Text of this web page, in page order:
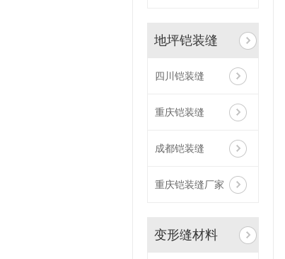
地坪铠装缝
四川铠装缝
重庆铠装缝
成都铠装缝
重庆铠装缝厂家
变形缝材料